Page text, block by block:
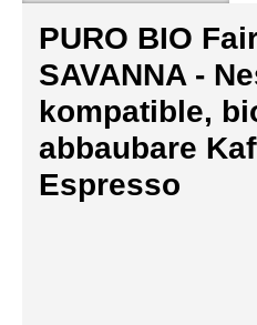
PURO BIO
SAVANNA -
kompatible,
abbaubare
Espresso